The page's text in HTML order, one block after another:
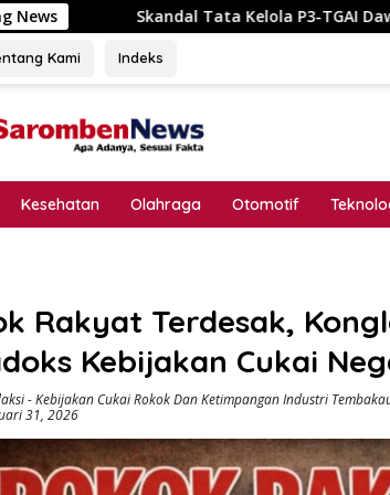
News
TGAI Dawuan Mojodungkol? Anggaran Rp195
Kami Indeks
Kesehatan Olahraga Otomotif
Rakyat Terdesak,
Kebijakan Cukai
-Kebijakan Cukai Rokok Dan Ketimpangan Industri
31, 2026